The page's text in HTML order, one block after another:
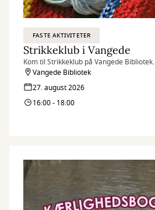
FASTE AKTIVITETER
Strikkeklub i Vangede
Kom til Strikkeklub på Vangede Bibliotek.
Vangede Bibliotek
27. august 2026
16:00 - 18:00